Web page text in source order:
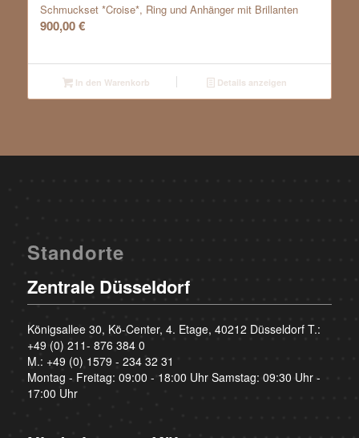
Schmuckset *Croise*, Ring und Anhänger mit Brillanten
900,00€
In den Warenkorb Details anzeigen
Standorte
Zentrale Düsseldorf
Königsallee 30, Kö-Center, 4. Etage, 40212 Düsseldorf T.:
+49 (0) 211- 876 384 0
M.: +49 (0) 1579 - 234 32 31
Montag - Freitag: 09:00 - 18:00 Uhr Samstag: 09:30 Uhr -
17:00 Uhr